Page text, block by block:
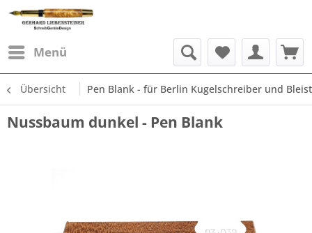
Menü
Übersicht Pen Blank - für Berlin Kugelschreiber und
Nussbaum dunkel - Pen Blank